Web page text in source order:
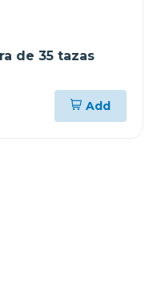
de 35 tazas
Add